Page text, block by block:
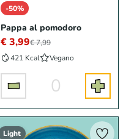
-50%
Pappa al pomodoro
€ 3,99€ 7,99
421 Kcal
Vegano
0
Light